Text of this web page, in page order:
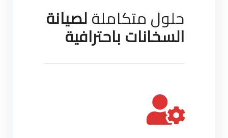
حلول متكاملةلصيانة
السخانات باحترافية